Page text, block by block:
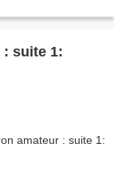
: suite 1: